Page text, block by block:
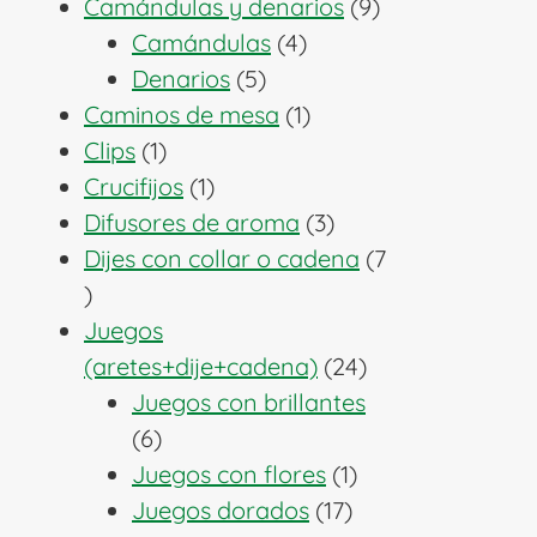
Camándulas y denarios 9
Camándulas 44
Denarios 55
productos
Caminos de mesa 11
Clips 11
producto
Crucifijos 11
producto
Difusores de aroma 33
productos
Dijes con collar o cadena 7
7
productos
Juegos
(aretes+dije+cadena) 2424
productos
Juegos con brillantes
66
productos
Juegos con flores 11
producto
Juegos dorados 1717